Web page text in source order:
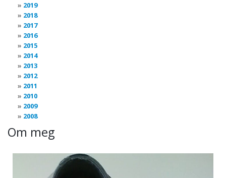
2019
2018
2017
2016
2015
2014
2013
2012
2011
2010
2009
2008
Om meg